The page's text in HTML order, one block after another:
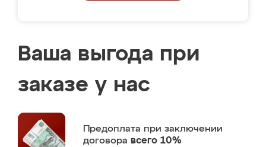
Ваша выгода при
заказе у нас
Предоплата при заключении
договора всего 10%